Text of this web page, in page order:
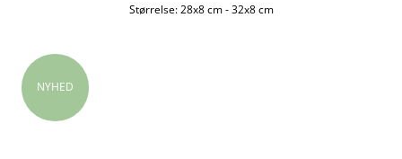
Størrelse: 28x8 cm -32x8 cm
NYHED